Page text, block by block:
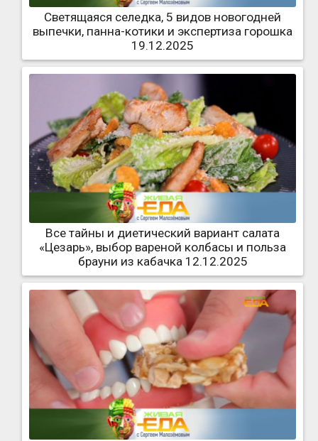
Светящаяся селедка, 5 видов новогодней
выпечки, панна-котики и экспертиза горошка
19.12.2025
Все тайны и диетический вариант салата
«Цезарь», выбор вареной колбасы и польза
брауни из кабачка 12.12.2025